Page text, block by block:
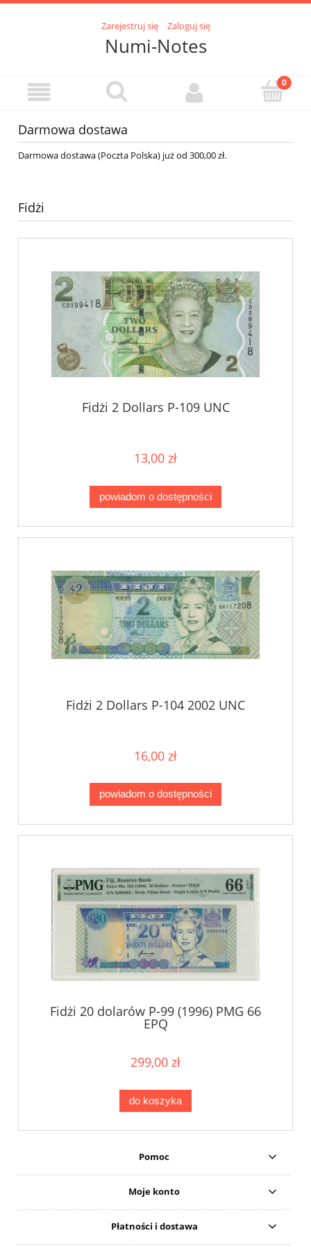
Zarejestruj się Zaloguj się
Numi-Notes
Darmowa dostawa
Darmowa dostawa (Poczta Polska) już od 300,00 zł.
Fidżi
Fidżi 2 Dollars P-109 UNC
13,00 zł
powiadom o dostępności
Fidżi 2 Dollars P-104 2002 UNC
16,00 zł
powiadom o dostępności
Fidżi 20 dolarów P-99 (1996) PMG 66
EPQ
299,00 zł
do koszyka
Pomoc
Moje konto
Płatności i dostawa